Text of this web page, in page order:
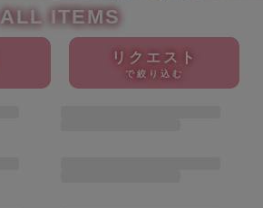
ALL ITEMS
リクエスト
で絞り込む